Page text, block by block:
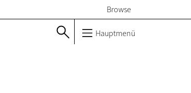
Browse
Hauptmenü